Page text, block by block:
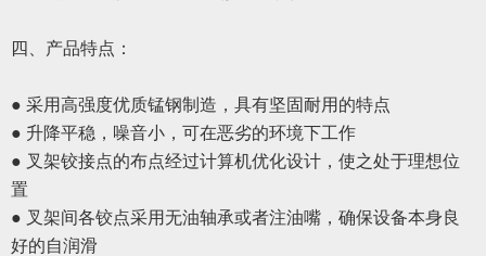
四、 产品特点：
● 采用高强度优质锰钢制造，具有坚固耐用的特点
● 升降平稳，噪音小，可在恶劣的环境下工作
● 叉架铰接点的布点经过计算机优化设计，使之处于理想位
置
● 叉架间各铰点采用无油轴承或者注油嘴，确保设备本身良
好的自润滑